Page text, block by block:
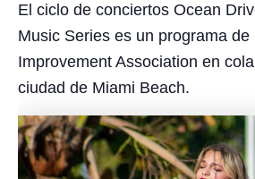
El ciclo de conciertos Ocean
Music Series es un programa
Improvement Association en
ciudad de Miami Beach.